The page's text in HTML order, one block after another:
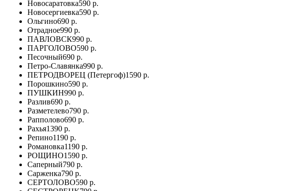
Новосаратовка590 р.
Новосергиевка590 р.
Ольгино690 р.
Отрадное990 р.
ПАВЛОВСК990 р.
ПАРГОЛОВО590 р.
Песочный690 р.
Петро-Славянка990 р.
ПЕТРОДВОРЕЦ (Петергоф)1590 р.
Порошкино590 р.
ПУШКИН990 р.
Разлив690 р.
Разметелево790 р.
Рапполово690 р.
Рахья1390 р.
Репино1190 р.
Романовка1190 р.
РОЩИНО1590 р.
Саперный790 р.
Сарженка790 р.
СЕРТОЛОВО590 р.